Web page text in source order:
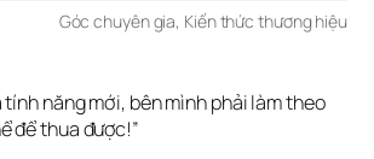
Góc chuyên gia, Kiến thức thương hiệu
tính năng mới, bên mình phải làm theo
để thua được!”